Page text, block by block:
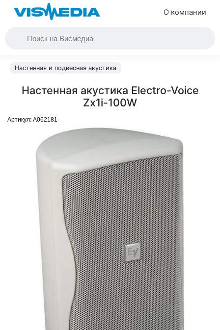
О компании
Настенная и подвесная акустика
Настенная акустика Electro-Voice
Zx1i-100W
Артикул: A062181